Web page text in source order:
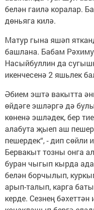
белән гаилә коралар.
дөньяга килә.
Матур гына яшәп
башлана. Бабам
Насыйбуллин да
икенчесенә 2 яшьлек
Әбием эштә вакытта
өйдәге эшләргә дә
көненә эшләдек, бер
алабута җыеп аш
пешердек“, - дип сөйли
Бервакыт тозны онга
буран чыгып кырда
белән борчылып,
арып-талып, карга
керде. Сезнең